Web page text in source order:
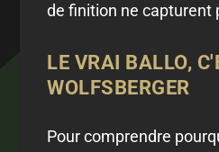
de finition ne capturent
LE VRAI BALLO,
WOLFSBERGER
Pour comprendre